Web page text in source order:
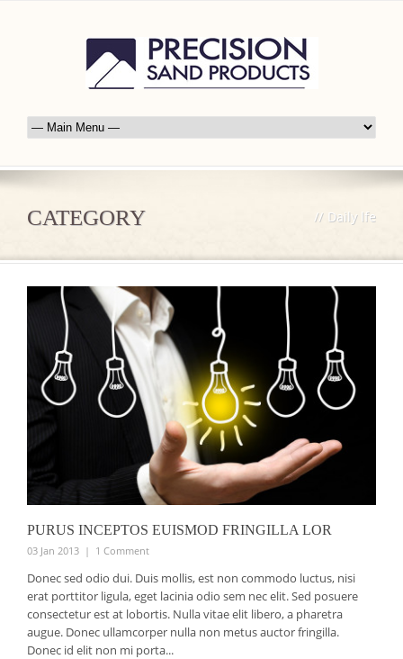
CATEGORY // Daily lfe
PURUS INCEPTOS EUISMOD FRINGILLA LOR
03 Jan 2013 | 1 Comment
Donec sed odio dui. Duis mollis, est non commodo luctus, nisi
erat porttitor ligula, eget lacinia odio sem nec elit. Sed posuere
consectetur est at lobortis. Nulla vitae elit libero, a pharetra
augue. Donec ullamcorper nulla non metus auctor fringilla.
Donec id elit non mi porta...